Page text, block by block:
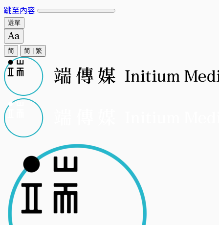
跳至內容
選單
简 简 繁